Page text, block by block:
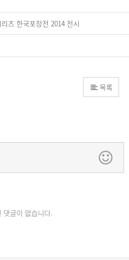
즈 한국포장전 2014 전시
목록
댓글이 없습니다.